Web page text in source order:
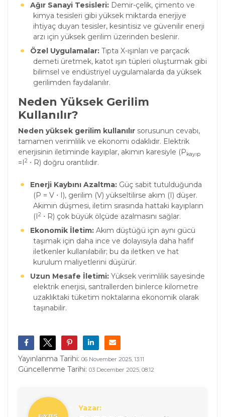
Ağır Sanayi Tesisleri: Demir-çelik, çimento ve
kimya tesisleri gibi yüksek miktarda enerjiye
ihtiyaç duyan tesisler, kesintisiz ve güvenilir enerji
arzı için yüksek gerilim üzerinden beslenir.
Özel Uygulamalar: Tıpta X-ışınları ve parçacık
demeti üretmek, katot ışın tüpleri oluşturmak gibi
bilimsel ve endüstriyel uygulamalarda da yüksek
gerilimden faydalanılır.
Neden Yüksek Gerilim
Kullanılır?
Neden yüksek gerilim kullanılır sorusunun cevabı,
tamamen verimlilik ve ekonomi odaklıdır. Elektrik
enerjisinin iletiminde kayıplar, akımın karesiyle (Pkayıp
=I2 ⋅ R) doğru orantılıdır.
Enerji Kaybını Azaltma: Güç sabit tutulduğunda
(P = V ⋅ I), gerilim (V) yükseltilirse akım (I) düşer.
Akımın düşmesi, iletim sırasında hattaki kayıpların
(I2 ⋅ R) çok büyük ölçüde azalmasını sağlar.
Ekonomik İletim: Akım düştüğü için aynı gücü
taşımak için daha ince ve dolayısıyla daha hafif
iletkenler kullanılabilir; bu da iletken ve hat
kurulum maliyetlerini düşürür.
Uzun Mesafe İletimi: Yüksek verimlilik sayesinde
elektrik enerjisi, santrallerden binlerce kilometre
uzaklıktaki tüketim noktalarına ekonomik olarak
taşınabilir.
Yayınlanma Tarihi: 06 November 2025, 13:11
Güncellenme Tarihi: 03 December 2025, 08:12
Yazar: